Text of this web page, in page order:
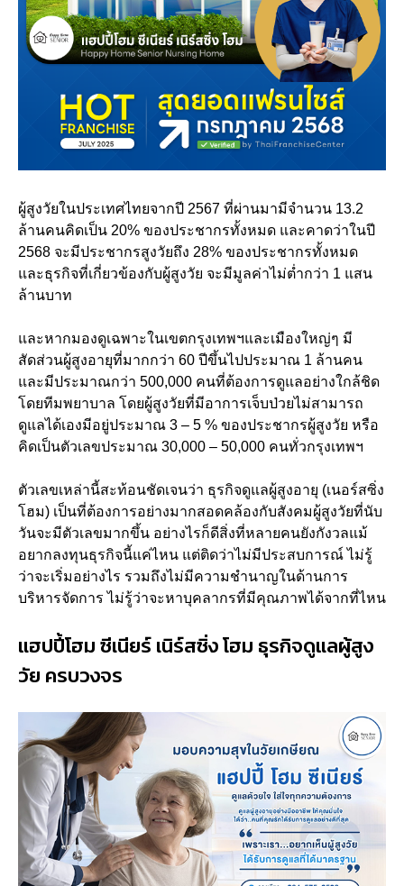
ผู้สูงวัยในประเทศไทยจากปี 2567 ที่ผ่านมามีจำนวน 13.2
ล้านคนคิดเป็น 20% ของประชากรทั้งหมด และคาดว่าในปี
2568 จะมีประชากรสูงวัยถึง 28% ของประชากรทั้งหมด
และธุรกิจที่เกี่ยวข้องกับผู้สูงวัย จะมีมูลค่าไม่ต่ำกว่า 1 แสน
ล้านบาท
และหากมองดูเฉพาะในเขตกรุงเทพฯและเมืองใหญ่ๆ มี
สัดส่วนผู้สูงอายุที่มากกว่า 60 ปีขึ้นไปประมาณ 1 ล้านคน
และมีประมาณกว่า 500,000 คนที่ต้องการดูแลอย่างใกล้ชิด
โดยทีมพยาบาล โดยผู้สูงวัยที่มีอาการเจ็บป่วยไม่สามารถ
ดูแลได้เองมีอยู่ประมาณ 3 – 5 % ของประชากรผู้สูงวัย หรือ
คิดเป็นตัวเลขประมาณ 30,000 – 50,000 คนทั่วกรุงเทพฯ
ตัวเลขเหล่านี้สะท้อนชัดเจนว่า ธุรกิจดูแลผู้สูงอายุ (เนอร์สซิ่ง
โฮม) เป็นที่ต้องการอย่างมากสอดคล้องกับสังคมผู้สูงวัยที่นับ
วันจะมีตัวเลขมากขึ้น อย่างไรก็ดีสิ่งที่หลายคนยังกังวลแม้
อยากลงทุนธุรกิจนี้แค่ไหน แต่ติดว่าไม่มีประสบการณ์ ไม่รู้
ว่าจะเริ่มอย่างไร รวมถึงไม่มีความชำนาญในด้านการ
บริหารจัดการ ไม่รู้ว่าจะหาบุคลากรที่มีคุณภาพได้จากที่ไหน
แฮปปี้โฮม ซีเนียร์ เนิร์สซิ่ง โฮม ธุรกิจดูแลผู้สูง
วัย ครบวงจร